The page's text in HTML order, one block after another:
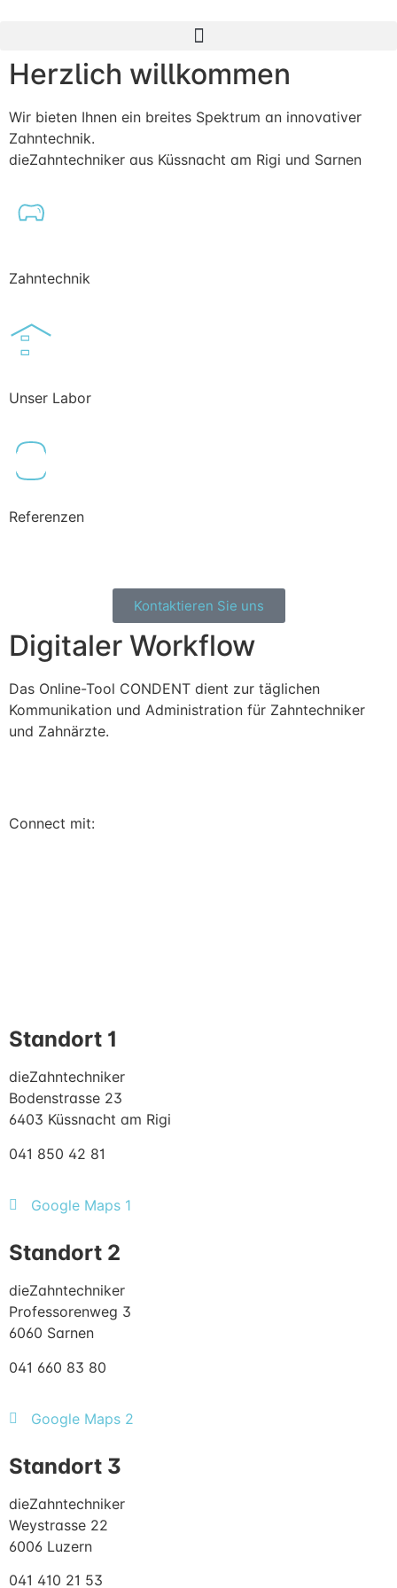
Herzlich willkommen
Wir bieten Ihnen ein breites Spektrum an innovativer
Zahntechnik.
dieZahntechniker aus Küssnacht am Rigi und Sarnen
Zahntechnik
Unser Labor
Referenzen
Kontaktieren Sie uns
Digitaler Workflow
Das Online-Tool CONDENT dient zur täglichen
Kommunikation und Administration für Zahntechniker
und Zahnärzte.
Connect mit:
Standort 1
dieZahntechniker
Bodenstrasse 23
6403 Küssnacht am Rigi
041 850 42 81
Google Maps 1
Standort 2
dieZahntechniker
Professorenweg 3
6060 Sarnen
041 660 83 80
Google Maps 2
Standort 3
dieZahntechniker
Weystrasse 22
6006 Luzern
041 410 21 53